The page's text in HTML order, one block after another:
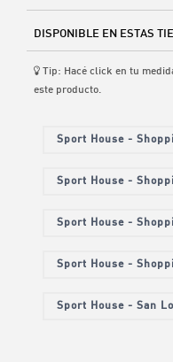
DISPONIBLE EN ESTAS
Tip: Hacé click en tu
este producto.
Sport House -
Sport House -
Sport House -
Sport House -
Sport House - San